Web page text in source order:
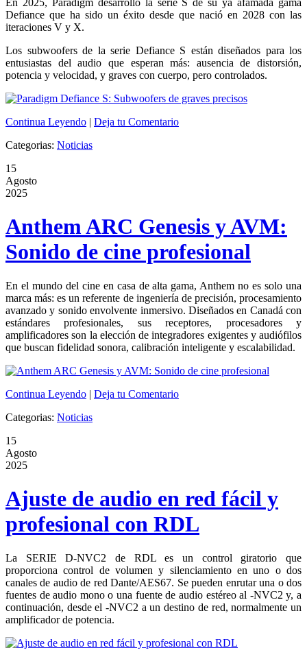
Defiance que ha sido un éxito desde que nació en 2028 con las
iteraciones V y X.
Los subwoofers de la serie Defiance S están diseñados para los
entusiastas del audio que esperan más: ausencia de distorsión,
potencia y velocidad, y graves con cuerpo, pero controlados.
Continua Leyendo | Deja tu Comentario
Categorias: Noticias
15
Agosto
2025
Anthem ARC Genesis y AVM:
Sonido de cine profesional
En el mundo del cine en casa de alta gama, Anthem no es solo una
marca más: es un referente de ingeniería de precisión, procesamiento
avanzado y sonido envolvente inmersivo. Diseñados en Canadá con
estándares profesionales, sus receptores, procesadores y
amplificadores son la elección de integradores exigentes y audiófilos
que buscan fidelidad sonora, calibración inteligente y escalabilidad.
Continua Leyendo | Deja tu Comentario
Categorias: Noticias
15
Agosto
2025
Ajuste de audio en red fácil y
profesional con RDL
La SERIE D-NVC2 de RDL es un control giratorio que
proporciona control de volumen y silenciamiento en uno o dos
canales de audio de red Dante/AES67. Se pueden enrutar una o dos
fuentes de audio mono o una fuente de audio estéreo al -NVC2 y, a
continuación, desde el -NVC2 a un destino de red, normalmente un
amplificador de potencia.